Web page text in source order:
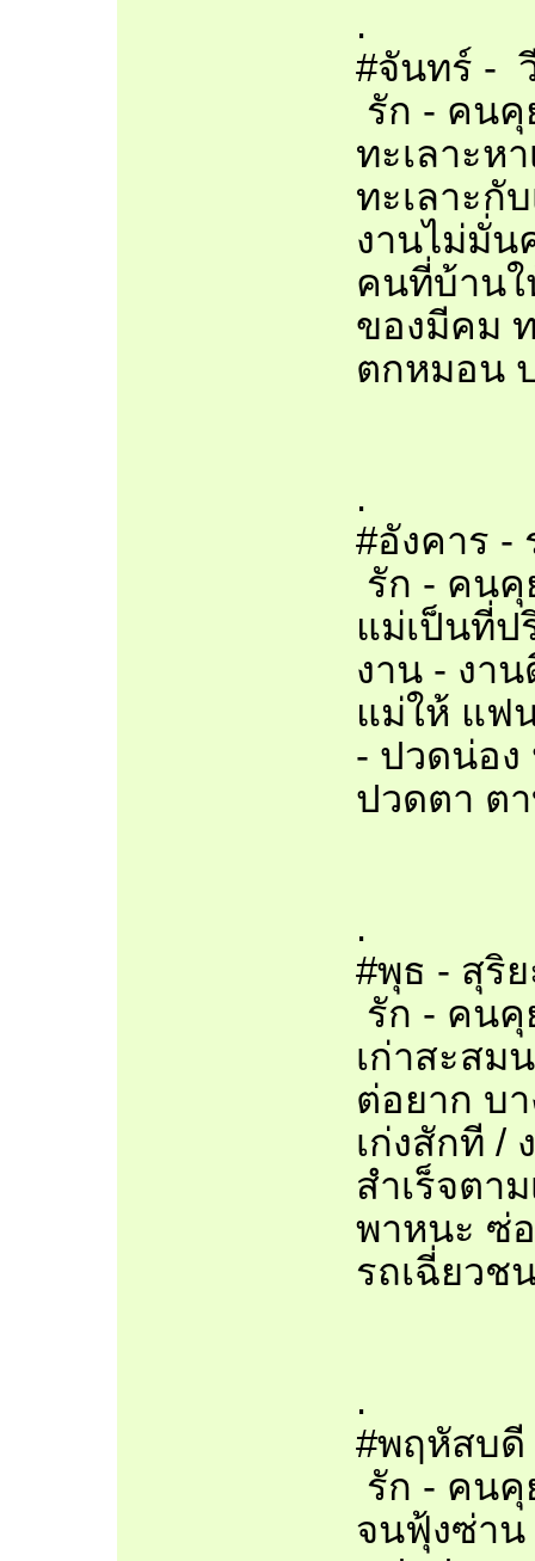
.
#จันทร์ -
รัก - คนคุ
ทะเลาะห
ทะเลาะกั
งานไม่มั่น
คนที่บ้านใ
ของมีคม
ตกหมอน
.
#อังคาร -
รัก - คนคุ
แม่เป็นที่ป
งาน - งา
แม่ให้ แฟ
- ปวดน่อง
ปวดตา ต
.
#พุธ - สุริ
รัก - คนคุ
เก่าสะสม
ต่อยาก บ
เก่งสักที /
สำเร็จตา
พาหนะ ซ่
รถเฉี่ยวช
.
#พฤหัสบดี
รัก - คนคุ
จนฟุ้งซ่าน